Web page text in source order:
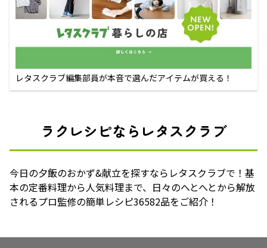
レタスクラブ編集部員が本音で選んだアイテムが買える！
ラクレシピならレタスクラブ
今日の夕飯のおかず&献立を探すならレタスクラブで！基
本の定番料理から人気料理まで、日々のへとへとから解放
されるプロ監修の簡単レシピ36582品をご紹介！